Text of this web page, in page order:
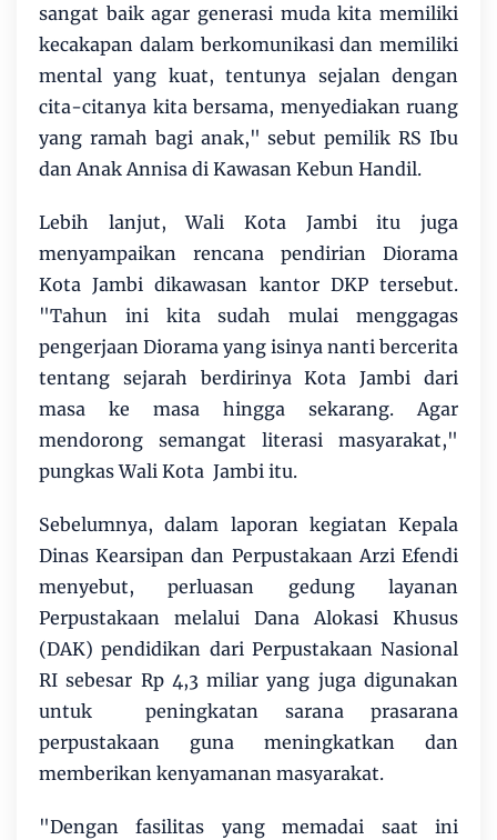
sangat baik agar generasi muda kita memiliki
kecakapan dalam berkomunikasi dan memiliki
mental yang kuat, tentunya sejalan dengan
cita-citanya kita bersama, menyediakan ruang
yang ramah bagi anak," sebut pemilik RS Ibu
dan Anak Annisa di Kawasan Kebun Handil.
Lebih lanjut, Wali Kota Jambi itu juga
menyampaikan rencana pendirian Diorama
Kota Jambi dikawasan kantor DKP tersebut.
"Tahun ini kita sudah mulai menggagas
pengerjaan Diorama yang isinya nanti bercerita
tentang sejarah berdirinya Kota Jambi dari
masa ke masa hingga sekarang. Agar
mendorong semangat literasi masyarakat,"
pungkas Wali Kota Jambi itu.
Sebelumnya, dalam laporan kegiatan Kepala
Dinas Kearsipan dan Perpustakaan Arzi Efendi
menyebut, perluasan gedung layanan
Perpustakaan melalui Dana Alokasi Khusus
(DAK) pendidikan dari Perpustakaan Nasional
RI sebesar Rp 4,3 miliar yang juga digunakan
untuk peningkatan sarana prasarana
perpustakaan guna meningkatkan dan
memberikan kenyamanan masyarakat.
"Dengan fasilitas yang memadai saat ini